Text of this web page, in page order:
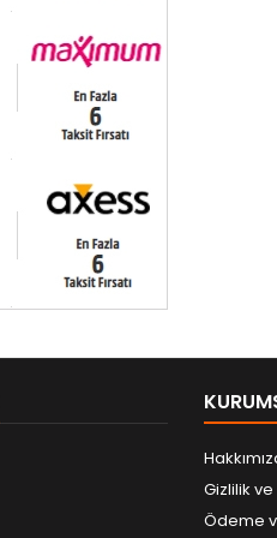
Gizlilik
Ödeme